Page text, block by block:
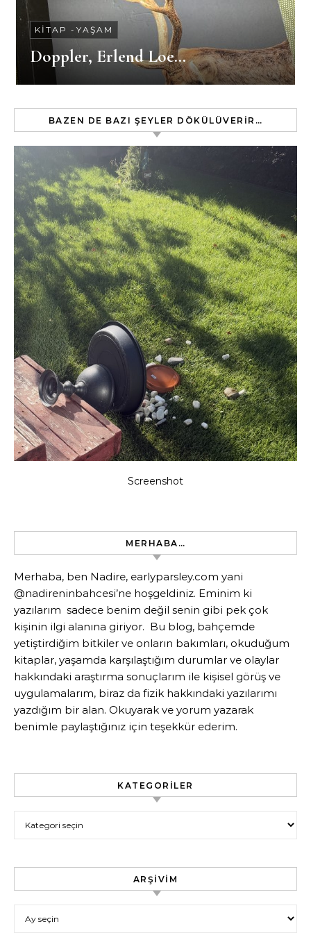
KITAP - YAŞAM
Doppler, Erlend Loe…
BAZEN DE BAZI ŞEYLER DÖKÜLÜVERIR…
Screenshot
MERHABA…
Merhaba, ben Nadire, earlyparsley.com yani
@nadireninbahcesi’ne hoşgeldiniz. Eminim ki
yazılarım sadece benim değil senin gibi pek çok
kişinin ilgi alanına giriyor. Bu blog, bahçemde
yetiştirdiğim bitkiler ve onların bakımları, okuduğum
kitaplar, yaşamda karşılaştığım durumlar ve olaylar
hakkındaki araştırma sonuçlarım ile kişisel görüş ve
uygulamalarım, biraz da fizik hakkındaki yazılarımı
yazdığım bir alan. Okuyarak ve yorum yazarak
benimle paylaştığınız için teşekkür ederim.
KATEGORILER
ARŞIVIM